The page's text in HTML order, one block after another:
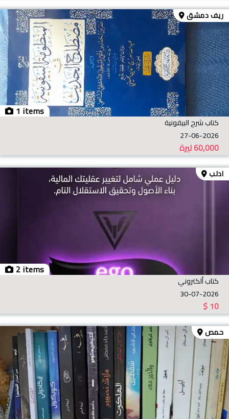
1 items
ريف دمشق
كتاب شرح البيقونية
27-06-2026
ليرة60,000
2 items
ادلب
كتاب ألكتروني
30-07-2026
$10
حمص